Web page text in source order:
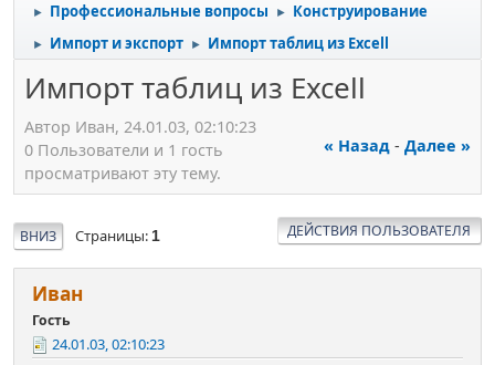
► Профессиональные вопросы ► Конструирование
► Импорт и экспорт ► Импорт таблиц из Excell
Импорт таблиц из Excell
Автор Иван, 24.01.03, 02:10:23
« Назад - Далее »
0 Пользователи и 1 гость
просматривают эту тему.
ВНИЗ Страницы 1 ДЕЙСТВИЯ ПОЛЬЗОВАТЕЛЯ
Иван
Гость
24.01.03, 02:10:23